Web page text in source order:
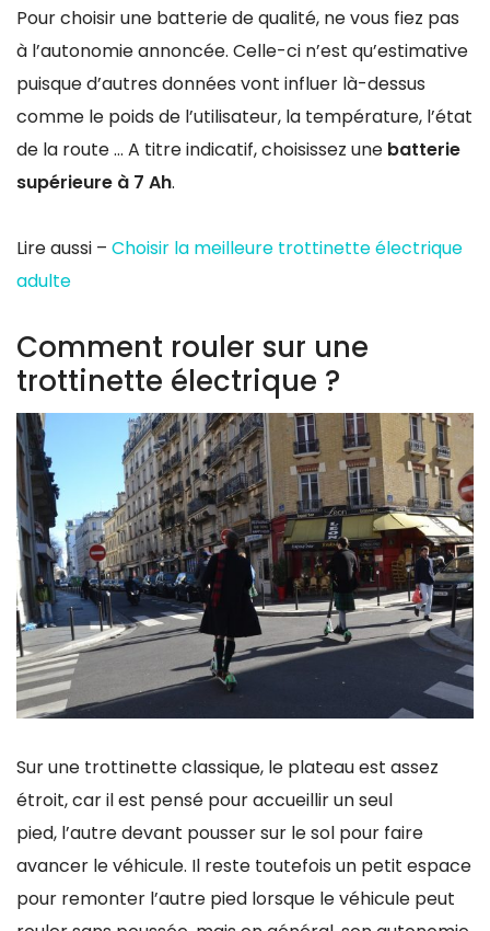
Pour choisir une batterie de qualité, ne vous fiez pas
à l’autonomie annoncée. Celle-ci n’est qu’estimative
puisque d’autres données vont influer là-dessus
comme le poids de l’utilisateur, la température, l’état
de la route … A titre indicatif, choisissez une batterie
supérieure à 7 Ah.
Lire aussi – Choisir la meilleure trottinette électrique
adulte
Comment rouler sur une
trottinette électrique ?
Sur une trottinette classique, le plateau est assez
étroit, car il est pensé pour accueillir un seul
pied, l’autre devant pousser sur le sol pour faire
avancer le véhicule. Il reste toutefois un petit espace
pour remonter l’autre pied lorsque le véhicule peut